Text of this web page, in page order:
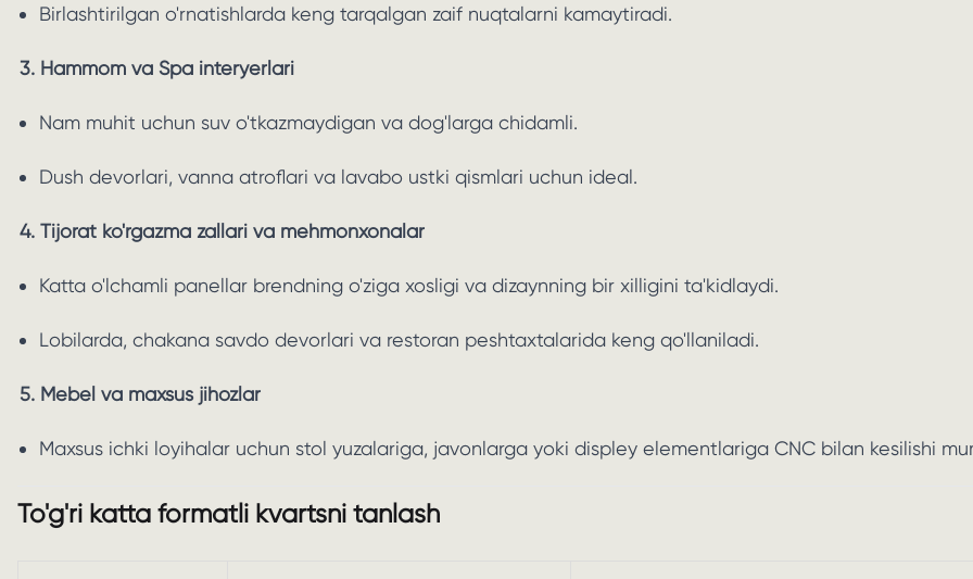
Birlashtirilgan o'rnatishlarda keng tarqalgan zaif nuqtalarni kamaytiradi.
3. Hammom va Spa interyerlari
Nam muhit uchun suv o'tkazmaydigan va dog'larga chidamli.
Dush devorlari, vanna atroflari va lavabo ustki qismlari uchun ideal.
4. Tijorat ko'rgazma zallari va mehmonxonalar
Katta o'lchamli panellar brendning o'ziga xosligi va dizaynning bir xilligini ta'kidlaydi.
Lobilarda, chakana savdo devorlari va restoran peshtaxtalarida keng qo'llaniladi.
5. Mebel va maxsus jihozlar
Maxsus ichki loyihalar uchun stol yuzalariga, javonlarga yoki displey elementlariga CNC bilan kesilishi
To'g'ri katta formatli kvartsni tanlash